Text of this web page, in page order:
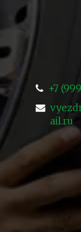
+7
ail.ru